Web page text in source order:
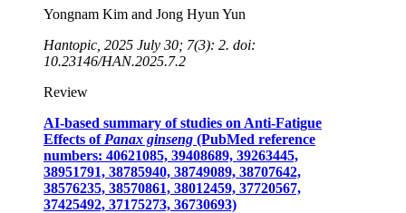
Yongnam Kim and Jong Hyun Yun
Hantopic, 2025 July 30; 7(3): 2. doi:
10.23146/HAN.2025.7.2
Review
AI-based summary of studies on Anti-Fatigue
Effects of Panax ginseng (PubMed reference
numbers: 40621085, 39408689, 39263445,
38951791, 38785940, 38749089, 38707642,
38576235, 38570861, 38012459, 37720567,
37425492, 37175273, 36730693)